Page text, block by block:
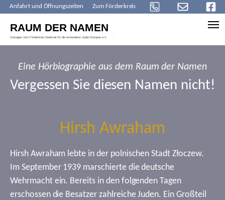
Anfahrt und Öffnungszeiten Zum Förderkreis
Eine Hörbiographie aus dem Raum der Namen
Vergessen Sie diesen Namen nicht!
Hirsh Awraham
Hirsh Awraham lebte in der polnischen Stadt Złoczew.
Im September 1939 marschierte die deutsche
Wehrmacht ein. Bereits in den folgenden Tagen
erschossen die Besatzer zahlreiche Juden. Ein Großteil